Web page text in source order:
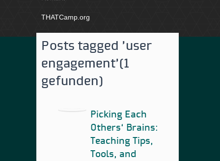
THATCamp.org
Posts tagged 'user
engagement'(1
gefunden)
Picking Each
Others‘ Brains:
Teaching Tips,
Tools, and